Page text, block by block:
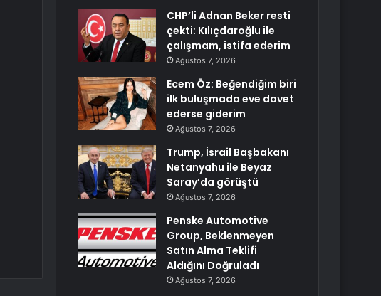
CHP’li Adnan Beker resti
çekti: Kılıçdaroğlu ile
çalışmam, istifa ederim
Ağustos 7, 2026
Ecem Öz: Beğendiğim biri
ilk buluşmada eve davet
ederse giderim
Ağustos 7, 2026
Trump, İsrail Başbakanı
Netanyahu ile Beyaz
Saray’da görüştü
Ağustos 7, 2026
Penske Automotive
Group, Beklenmeyen
Satın Alma Teklifi
Aldığını Doğruladı
Ağustos 7, 2026